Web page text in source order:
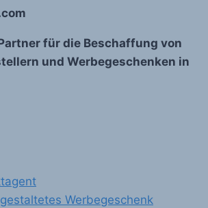
für die Beschaffung von
und Werbegeschenken in
Werbegeschenk